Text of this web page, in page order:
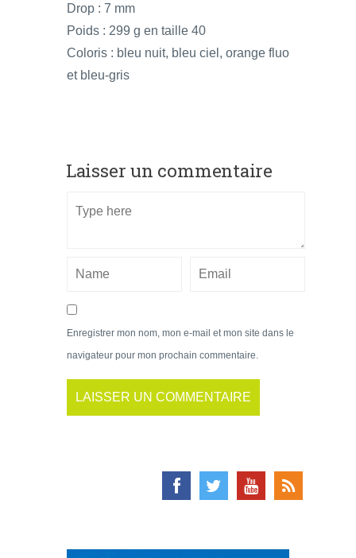
Drop : 7 mm
Poids : 299 g en taille 40
Coloris : bleu nuit, bleu ciel, orange fluo
et bleu-gris
Laisser un commentaire
Enregistrer mon nom, mon e-mail et mon site dans le
navigateur pour mon prochain commentaire.